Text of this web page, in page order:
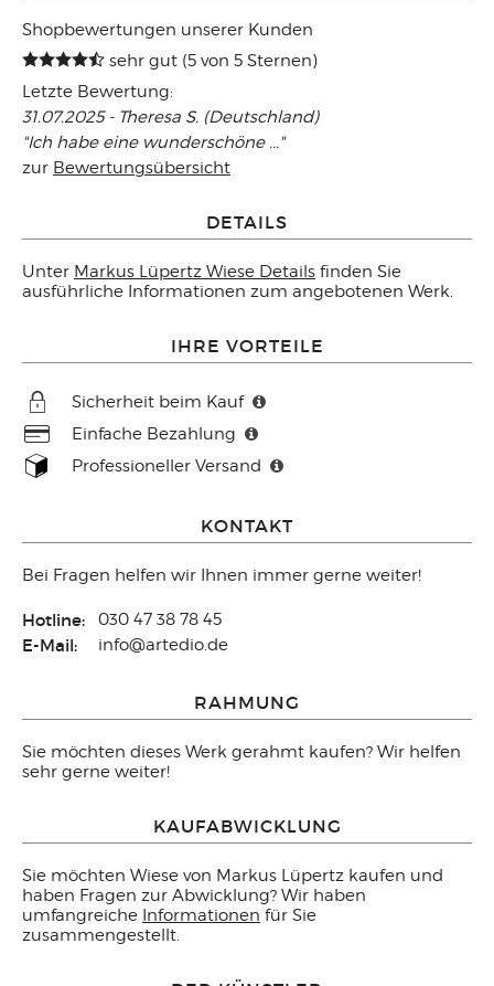
Shopbewertungen unserer Kunden
sehr gut (5 von 5 Sternen)
Letzte Bewertung:
31.07.2025 - Theresa S. (Deutschland)
"Ich habe eine wunderschöne ..."
zur Bewertungsübersicht
DETAILS
Unter Markus Lüpertz Wiese Details finden Sie
ausführliche Informationen zum angebotenen Werk.
IHRE VORTEILE
Sicherheit beim Kauf
Einfache Bezahlung
Professioneller Versand
KONTAKT
Bei Fragen helfen wir Ihnen immer gerne weiter!
Hotline: 030 47 38 78 45
E-Mail: info@artedio.de
RAHMUNG
Sie möchten dieses Werk gerahmt kaufen? Wir helfen
sehr gerne weiter!
KAUFABWICKLUNG
Sie möchten Wiese von Markus Lüpertz kaufen und
haben Fragen zur Abwicklung? Wir haben
umfangreiche Informationen für Sie
zusammengestellt.